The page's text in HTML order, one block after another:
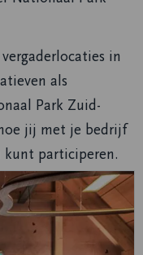
in
als
Park Zuid-
jij met je bedrijf
participeren.